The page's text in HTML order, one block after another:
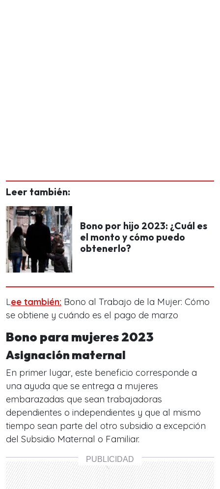
Leer también:
Bono por hijo 2023: ¿Cuál es
el monto y cómo puedo
obtenerlo?
Lee también: Bono al Trabajo de la Mujer: Cómo
se obtiene y cuándo es el pago de marzo
Bono para mujeres 2023
Asignación maternal
En primer lugar, este beneficio corresponde a
una ayuda que se entrega a mujeres
embarazadas que sean trabajadoras
dependientes o independientes y que al mismo
tiempo sean parte del otro subsidio a excepción
del Subsidio Maternal o Familiar.